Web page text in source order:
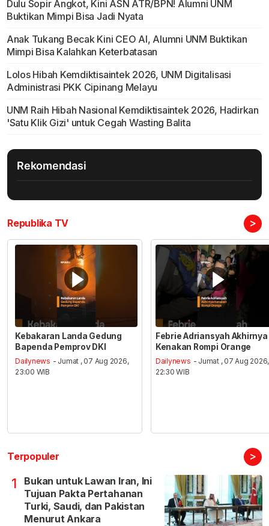
Dulu Sopir Angkot, Kini ASN ATR/BPN! Alumni UNM
Buktikan Mimpi Bisa Jadi Nyata
Anak Tukang Becak Kini CEO AI, Alumni UNM Buktikan
Mimpi Bisa Kalahkan Keterbatasan
Lolos Hibah Kemdiktisaintek 2026, UNM Digitalisasi
Administrasi PKK Cipinang Melayu
UNM Raih Hibah Nasional Kemdiktisaintek 2026, Hadirkan
'Satu Klik Gizi' untuk Cegah Wasting Balita
Rekomendasi
Republika TV >
Kebakaran Landa Gedung
Bapenda Pemprov DKI
Dailynews - Jumat , 07 Aug 2026,
23:00 WIB
Febrie Adriansyah Akhirnya
Kenakan Rompi Orange
Dailynews - Jumat , 07 Aug 2026,
22:30 WIB
Terpopuler >
1
Bukan untuk Lawan Iran, Ini
Tujuan Pakta Pertahanan
Turki, Saudi, dan Pakistan
Menurut Ankara